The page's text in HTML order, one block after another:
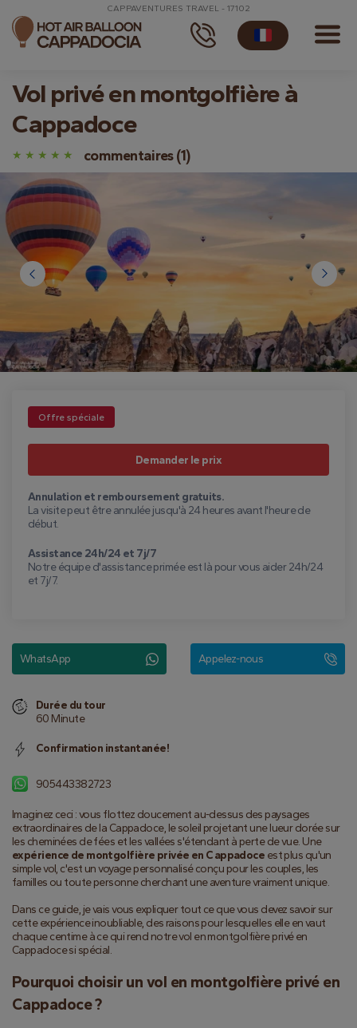
CAPPAVENTURES TRAVEL - 17102
Vol privé en montgolfière à
Cappadoce
commentaires (1)
Imaginez ceci : vous flottez doucement au-dessus des paysages
extraordinaires de la Cappadoce, le soleil projetant une lueur dorée sur
les cheminées de fées et les vallées s'étendant à perte de vue. Une
expérience de montgolfière privée en Cappadoce est plus qu'un
simple vol, c'est un voyage personnalisé conçu pour les couples, les
familles ou toute personne cherchant une aventure vraiment unique.
Dans ce guide, je vais vous expliquer tout ce que vous devez savoir sur
cette expérience inoubliable, des raisons pour lesquelles elle en vaut
chaque centime à ce qui rend notre vol en montgolfière privé en
Cappadoce si spécial.
Pourquoi choisir un vol en montgolfière privé en
Cappadoce ?
Offre spéciale
Demander le prix
Annulation et remboursement gratuits.
La visite peut être annulée jusqu'à 24 heures avant l'heure de
début.
Assistance 24h/24 et 7j/7
Notre équipe d'assistance primée est là pour vous aider 24h/24
et 7j/7.
WhatsApp Appelez-nous
Durée du tour
60 Minute
Confirmation instantanée!
905443382723